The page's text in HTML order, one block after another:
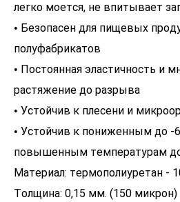
легко моется, не впитывает
• Безопасен для пищевых
полуфабрикатов
• Постоянная эластичность и
растяжение до разрыва
• Устойчив к плесени и
• Устойчив к пониженным до -
повышенным температурам
Материал: термополиуретан -
Толщина: 0,15 мм. (150 микрон)